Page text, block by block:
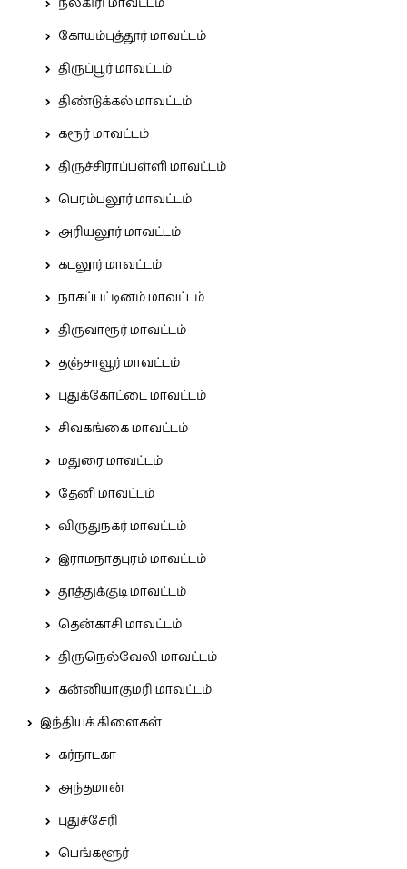
கோயம்புத்தூர் மாவட்டம்
திருப்பூர் மாவட்டம்
திண்டுக்கல் மாவட்டம்
கரூர் மாவட்டம்
திருச்சிராப்பள்ளி மாவட்டம்
பெரம்பலூர் மாவட்டம்
அரியலூர் மாவட்டம்
கடலூர் மாவட்டம்
நாகப்பட்டினம் மாவட்டம்
திருவாரூர் மாவட்டம்
தஞ்சாவூர் மாவட்டம்
புதுக்கோட்டை மாவட்டம்
சிவகங்கை மாவட்டம்
மதுரை மாவட்டம்
தேனி மாவட்டம்
விருதுநகர் மாவட்டம்
இராமநாதபுரம் மாவட்டம்
தூத்துக்குடி மாவட்டம்
தென்காசி மாவட்டம்
திருநெல்வேலி மாவட்டம்
கன்னியாகுமரி மாவட்டம்
இந்தியக் கிளைகள்
கர்நாடகா
அந்தமான்
புதுச்சேரி
பெங்களூர்